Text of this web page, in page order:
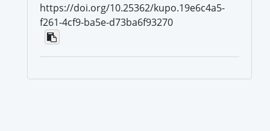
https://doi.org/10.25362/kupo.19e6c4a5-
f261-4cf9-ba5e-d73ba6f93270